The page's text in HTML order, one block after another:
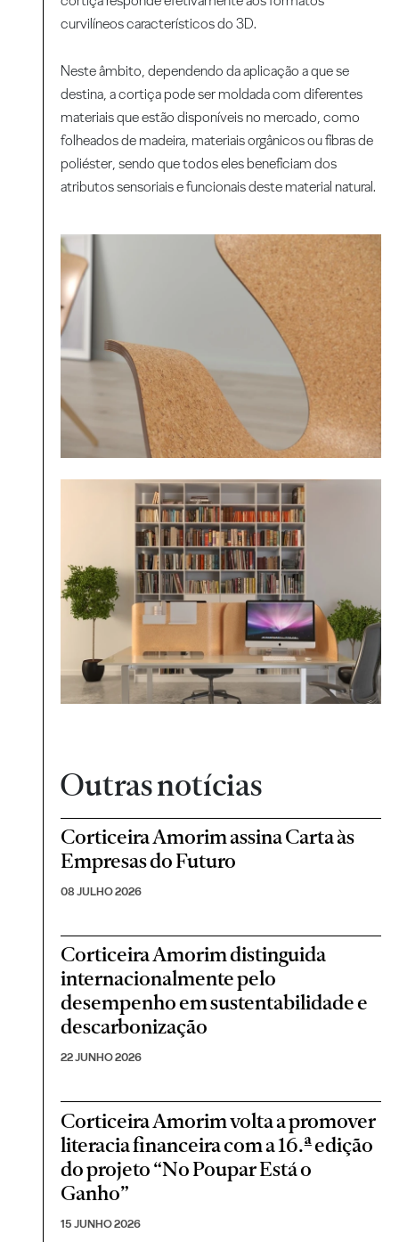
curvilíneos característicos do 3D.
Neste âmbito, dependendo da aplicação a que se
destina, a cortiça pode ser moldada com diferentes
materiais que estão disponíveis no mercado, como
folheados de madeira, materiais orgânicos ou fibras de
poliéster, sendo que todos eles beneficiam dos
atributos sensoriais e funcionais deste material natural.
Outras notícias
Corticeira Amorim assina Carta às
Empresas do Futuro
08 JULHO 2026
Corticeira Amorim distinguida
internacionalmente pelo
desempenho em sustentabilidade e
descarbonização
22 JUNHO 2026
Corticeira Amorim volta a promover
literacia financeira com a 16.ª edição
do projeto “No Poupar Está o
Ganho”
15 JUNHO 2026